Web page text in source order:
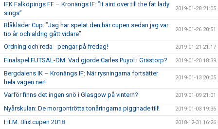
IFK Falköpings FF – Kronängs IF: ”It aint over till the fat lady
sings”
2019-01-28 21:05
Blåkläder Cup: ”Jag har spelat den här cupen sedan jag var
tio år och aldrig gått vidare”
2019-01-26 20:51
Ordning och reda - pengar på fredag! 2019-01-21 21:17
Finalspel FUTSAL-DM: Vad gjorde Carles Puyol i Grästorp? 2019-01-20 18:39
Bergdalens IK – Kronängs IF: När rysningarna fortsätter
hela vägen ner!
2019-01-13 20:05
Varför finns det ingen snö i Glasgow på vintern? 2019-01-09 21:01
Nyårskulan: De morgontrötta tonåringarna piggnade till! 2019-01-03 19:36
FILM: Blixtcupen 2018 2018-12-31 16:26